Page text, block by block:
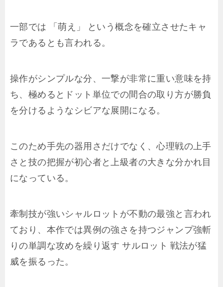
一部では 「萌え」 という概念を確立させたキャ
ラであるとも言われる。
操作がシンプルな分、一撃が非常に重い意味を持
ち、極めるとドット単位での間合の取り方が勝負
を分けるようなシビアな展開になる。
このため手先の器用さだけでなく、心理戦の上手
さと技の把握が初心者と上級者の大きな分かれ目
になっている。
牽制技が強いシャルロットが不動の最強と言われ
ており、本作では異例の強さを持つジャンプ強斬
りの単調な攻めを繰り返す サルロット 戦法が猛
威を振るった。